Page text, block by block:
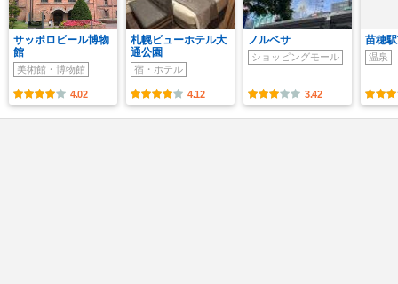
サッポロビール博物
館
美術館・博物館
4.02
札幌ビューホテル大
通公園
宿・ホテル
4.12
ノルベサ
ショッピングモール
3.42
苗穂
温泉